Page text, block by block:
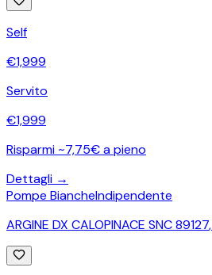
Self
€1,999
Servito
€1,999
Risparmi ~7,75€ a pieno
Dettagli →
Pompe BiancheIndipendente
ARGINE DX CALOPINACE SNC 89127,